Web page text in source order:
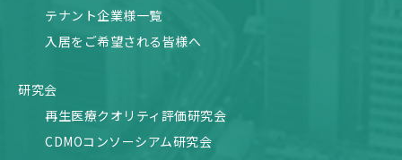
テナント企業様一覧
入居をご希望される皆様へ
研究会
再生医療クオリティ評価研究会
CDMOコンソーシアム研究会